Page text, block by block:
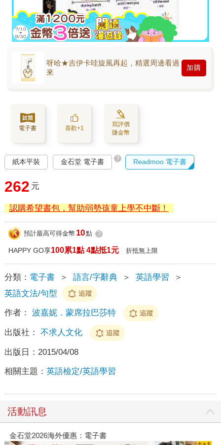
呀哈★吉伊卡哇旋風再起，精選周邊看過
來
加購
電子書 喜歡+1
寫評價
賺金幣
紙本平裝 金石堂 電子書 ? Readmoo 電子書
262 元
認購希望書包，幫助弱勢孩童上學不中斷！
預計最高可得金幣 10點 ?
HAPPY GO享100累1點 4點抵1元 折抵無上限
分類： 電子書 ＞ 語言/字辭典 ＞ 英語學習
＞
英語文法/句型
追蹤
作者： 波嘉妮．蒙席拉巴莎特 追蹤
出版社： 不求人文化 追蹤
出版日： 2015/04/08
相關主題： 英語檢定/英語學習
活動訊息
金石堂2026海外優惠：電子書